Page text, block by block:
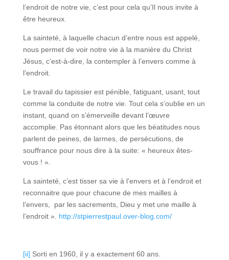
l’endroit de notre vie, c’est pour cela qu’Il nous invite à
être heureux.
La sainteté, à laquelle chacun d’entre nous est appelé,
nous permet de voir notre vie à la manière du Christ
Jésus, c’est-à-dire, la contempler à l’envers comme à
l’endroit.
Le travail du tapissier est pénible, fatiguant, usant, tout
comme la conduite de notre vie. Tout cela s’oublie en un
instant, quand on s’émerveille devant l’œuvre
accomplie. Pas étonnant alors que les béatitudes nous
parlent de peines, de larmes, de persécutions, de
souffrance pour nous dire à la suite: « heureux êtes-
vous ! ».
La sainteté, c’est tisser sa vie à l’envers et à l’endroit et
reconnaitre que pour chacune de mes mailles à
l’envers, par les sacrements, Dieu y met une maille à
l’endroit ». http://stpierrestpaul.over-blog.com/
[ii] Sorti en 1960, il y a exactement 60 ans.